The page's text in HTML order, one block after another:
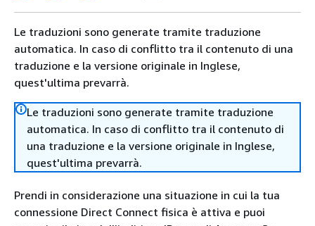
Le traduzioni sono generate tramite traduzione
automatica. In caso di conflitto tra il contenuto di una
traduzione e la versione originale in Inglese,
quest'ultima prevarrà.
Le traduzioni sono generate tramite traduzione
automatica. In caso di conflitto tra il contenuto di
una traduzione e la versione originale in Inglese,
quest'ultima prevarrà.
Prendi in considerazione una situazione in cui la tua
connessione Direct Connect fisica è attiva e puoi